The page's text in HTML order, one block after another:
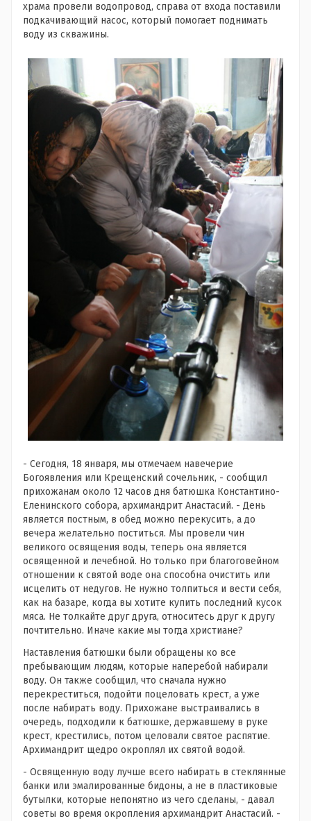
храма провели водопровод, справа от входа поставили
подкачивающий насос, который помогает поднимать
воду из скважины.
- Сегодня, 18 января, мы отмечаем навечерие
Богоявления или Крещенский сочельник, - сообщил
прихожанам около 12 часов дня батюшка Константино-
Еленинского собора, архимандрит Анастасий. - День
является постным, в обед можно перекусить, а до
вечера желательно поститься. Мы провели чин
великого освящения воды, теперь она является
освященной и лечебной. Но только при благоговейном
отношении к святой воде она способна очистить или
исцелить от недугов. Не нужно толпиться и вести себя,
как на базаре, когда вы хотите купить последний кусок
мяса. Не толкайте друг друга, относитесь друг к другу
почтительно. Иначе какие мы тогда христиане?
Наставления батюшки были обращены ко все
пребывающим людям, которые наперебой набирали
воду. Он также сообщил, что сначала нужно
перекреститься, подойти поцеловать крест, а уже
после набирать воду. Прихожане выстраивались в
очередь, подходили к батюшке, державшему в руке
крест, крестились, потом целовали святое распятие.
Архимандрит щедро окроплял их святой водой.
- Освященную воду лучше всего набирать в стеклянные
банки или эмалированные бидоны, а не в пластиковые
бутылки, которые непонятно из чего сделаны, - давал
советы во время окропления архимандрит Анастасий. -